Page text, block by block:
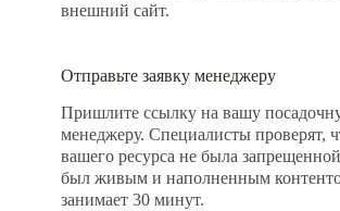
внешний сайт.
Отправьте заявку менеджеру
Пришлите ссылку на вашу
менеджеру. Специалисты проверят,
вашего ресурса не была
был живым и наполненным
занимает 30 минут.